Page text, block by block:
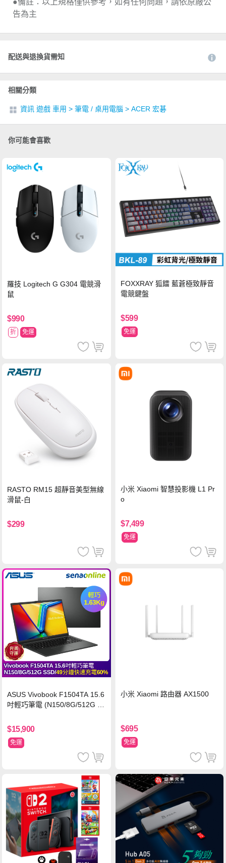
●備註：以上規格僅供參考，如有任何問題，請依原廠公
告為主
配送與退換貨需知
相關分類
資訊 遊戲 車用 > 筆電 / 桌用電腦 > ACER 宏碁
你可能會喜歡
羅技 Logitech G G304 電競滑
鼠
$990
折 免運
FOXXRAY 狐鐳 藍蒼極致靜音
電競鍵盤
$599
免運
RASTO RM15 超靜音美型無線
滑鼠-白
$299
小米 Xiaomi 智慧投影機 L1 Pr
o
$7,499
免運
ASUS Vivobook F1504TA 15.6
吋輕巧筆電 (N150/8G/512G S
$15,900
免運
小米 Xiaomi 路由器 AX1500
$695
免運